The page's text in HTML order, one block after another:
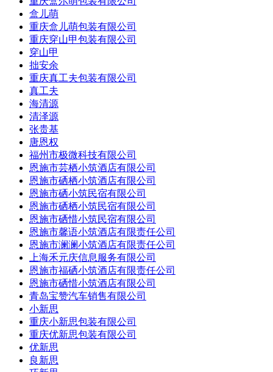
盒儿萌
重庆盒儿萌包装有限公司
重庆穿山甲包装有限公司
穿山甲
拙安余
重庆真工夫包装有限公司
真工夫
海清源
清泽源
张贵基
唐恩权
福州市极微科技有限公司
恩施市芸栖小筑酒店有限公司
恩施市硒栖小筑酒店有限公司
恩施市硒小筑民宿有限公司
恩施市硒栖小筑民宿有限公司
恩施市硒惜小筑民宿有限公司
恩施市馨语小筑酒店有限责任公司
恩施市澜澜小筑酒店有限责任公司
上海禾元庆信息服务有限公司
恩施市福硒小筑酒店有限责任公司
恩施市硒惜小筑酒店有限公司
青岛宝赞汽车销售有限公司
小新思
重庆小新思包装有限公司
重庆优新思包装有限公司
优新思
良新思